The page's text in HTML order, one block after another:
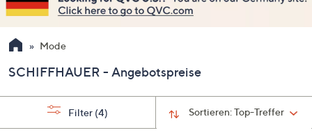
sind,
verwenden
Sie
Pfeiltasten
nach
und
Mode
SCHIFFHAUER - Angebotspreise
Sortieren:Top-Treffer
Filter (4)